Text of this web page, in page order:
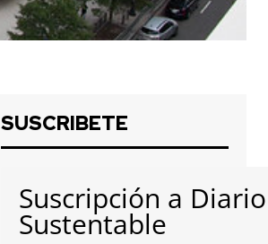
SUSCRIBETE
Suscripción a Diario
Sustentable